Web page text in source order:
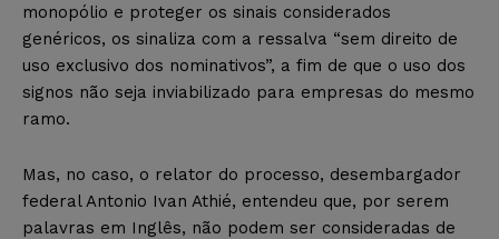
monopólio e proteger os sinais considerados
genéricos, os sinaliza com a ressalva “sem direito de
uso exclusivo dos nominativos”, a fim de que o uso dos
signos não seja inviabilizado para empresas do mesmo
ramo.
Mas, no caso, o relator do processo, desembargador
federal Antonio Ivan Athié, entendeu que, por serem
palavras em Inglês, não podem ser consideradas de